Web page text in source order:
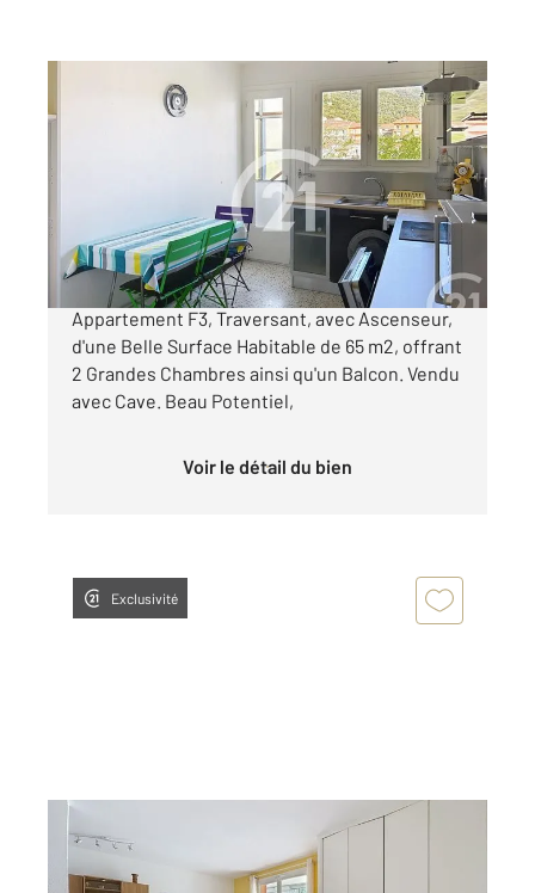
AMELIE LES BAINS PALALDA 66
, 3 pièces
Appartement F3 à vendre
97 000 €
AMELIE LES BAINS: Proche Centre Ville,
Appartement F3, Traversant, avec Ascenseur,
d'une Belle Surface Habitable de 65 m2, offrant
2 Grandes Chambres ainsi qu'un Balcon. Vendu
avec Cave. Beau Potentiel,
Voir le détail du bien
Exclusivité
AMELIE LES BAINS PALALDA 66
23,77 m
Ref : 10742